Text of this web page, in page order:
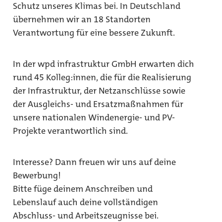
Schutz unseres Klimas bei. In Deutschland
übernehmen wir an 18 Standorten
Verantwortung für eine bessere Zukunft.
In der wpd infrastruktur GmbH erwarten dich
rund 45 Kolleg:innen, die für die Realisierung
der Infrastruktur, der Netzanschlüsse sowie
der Ausgleichs- und Ersatzmaßnahmen für
unsere nationalen Windenergie- und PV-
Projekte verantwortlich sind.
Interesse? Dann freuen wir uns auf deine
Bewerbung!
Bitte füge deinem Anschreiben und
Lebenslauf auch deine vollständigen
Abschluss- und Arbeitszeugnisse bei.